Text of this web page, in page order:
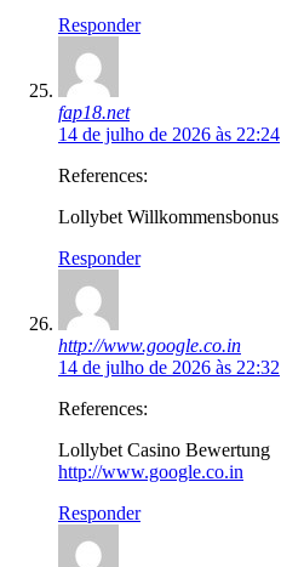
Responder
fap18.net
14 de julho de 2026 às 22:24
References:
Lollybet Willkommensbonus
Responder
http://www.google.co.in
14 de julho de 2026 às 22:32
References:
Lollybet Casino Bewertung
http://www.google.co.in
Responder